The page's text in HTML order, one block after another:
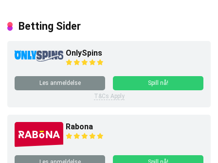
Betting Sider
OnlySpins
Les anmeldelse
Spill nå!
T&Cs Apply
Rabona